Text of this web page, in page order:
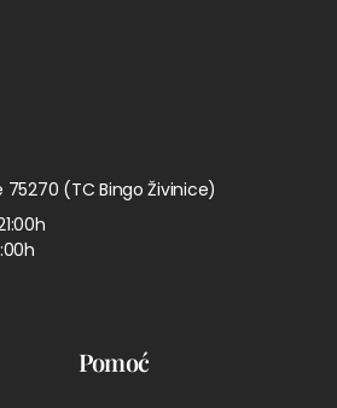
75270 (TC Bingo Živinice)
Pomoć